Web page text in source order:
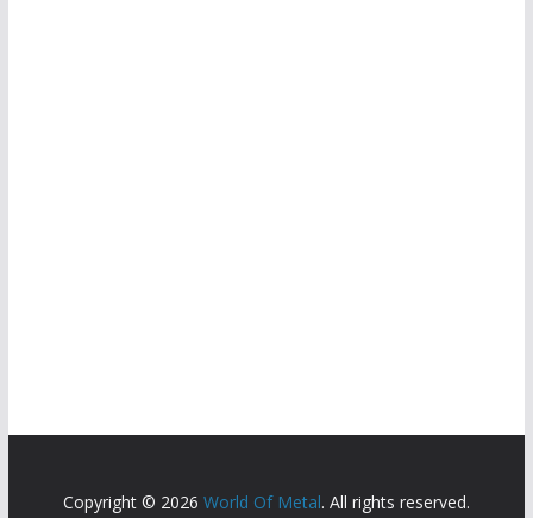
Copyright © 2026 World Of Metal. All rights reserved.